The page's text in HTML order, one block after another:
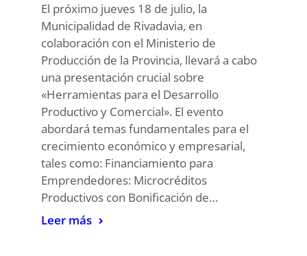
El próximo jueves 18 de julio, la
Municipalidad de Rivadavia, en
colaboración con el Ministerio de
Producción de la Provincia, llevará a cabo
una presentación crucial sobre
«Herramientas para el Desarrollo
Productivo y Comercial». El evento
abordará temas fundamentales para el
crecimiento económico y empresarial,
tales como: Financiamiento para
Emprendedores: Microcréditos
Productivos con Bonificación de…
Leer más